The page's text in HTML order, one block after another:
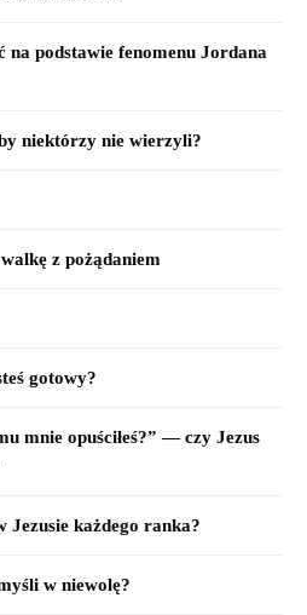
na podstawie fenomenu Jordana
niektórzy nie wierzyli?
z pożądaniem
gotowy?
mnie opuściłeś?” — czy Jezus
każdego ranka?
w niewolę?